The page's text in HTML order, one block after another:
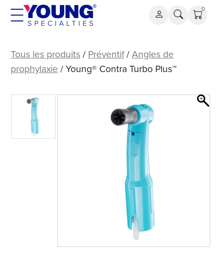
Aller
0
Contra
Turbo
Tous les produits / Préventif/Angles de
prophylaxie / Young® Contra Turbo Plus™